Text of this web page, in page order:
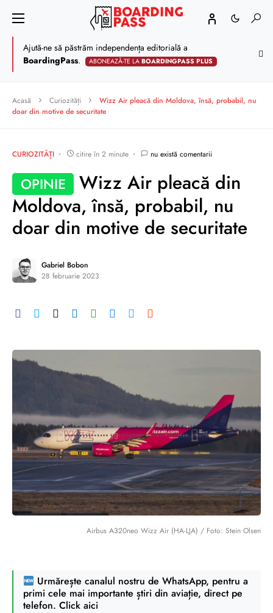
Ajută-ne să păstrăm independența editorială a
BoardingPass. ABONEAZĂ-TE LABOARDINGPASS PLUS
Acasă Curiozități
Wizz Air pleacă din Moldova, însă, probabil, nu
doar din motive de securitate
CURIOZITĂȚI citire în 2 minute nu există comentarii
OPINIE
Wizz Air pleacă din
Moldova, însă, probabil, nu
doar din motive de securitate
Gabriel Bobon
28 februarie 2023
Airbus A320neo Wizz Air (HA-LJA) / Foto: Stein Olsen
Urmărește canalul nostru de WhatsApp, pentru a
primi cele mai importante știri din aviație, direct pe
telefon. Click aici